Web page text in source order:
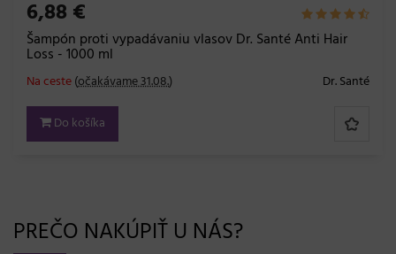
6,88 €
Šampón proti vypadávaniu vlasov Dr. Santé Anti Hair
Loss - 1000 ml
Dr. Santé
Na ceste(očakávame 31.08.)
Do košíka
PREČO NAKÚPIŤ U NÁS?